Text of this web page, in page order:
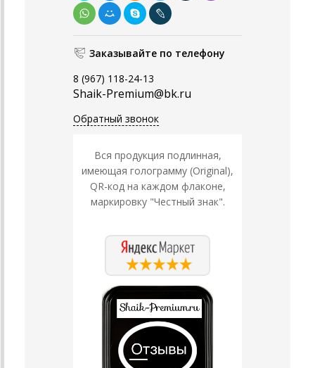
Заказывайте по телефону
8 (967) 118-24-13
Shaik-Premium@bk.ru
Обратный звонок
Вся продукция подлинная,
имеющая голограмму (Original),
QR-код на каждом флаконе,
маркировку "Честный знак".